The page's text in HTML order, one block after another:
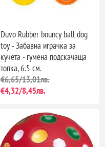
Duvo Rubber bouncy ball dog
toy - Забавна играчка за
кучета - гумена подскачаща
топка, 6.5 см.
€6,65/13,01лв.
€4,32/8,45лв.